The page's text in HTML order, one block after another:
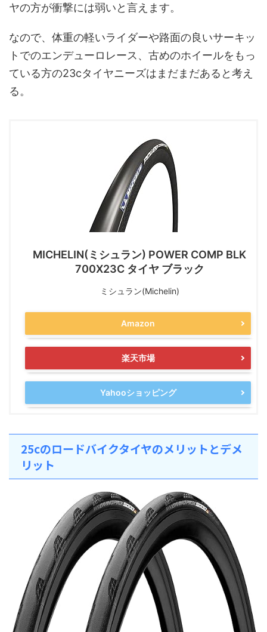
ヤの方が衝撃には弱いと言えます。
なので、体重の軽いライダーや路面の良いサーキッ
トでのエンデューロレース、古めのホイールをもっ
ている方の23cタイヤニーズはまだまだあると考え
る。
MICHELIN(ミシュラン) POWER COMP BLK
700X23C タイヤ ブラック
ミシュラン(Michelin)
Amazon
楽天市場
Yahooショッピング
25cのロードバイクタイヤのメリットとデメ
リット